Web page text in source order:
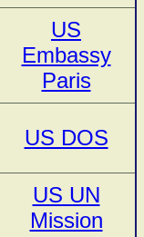
US
Embassy
Paris
US DOS
US UN
Mission